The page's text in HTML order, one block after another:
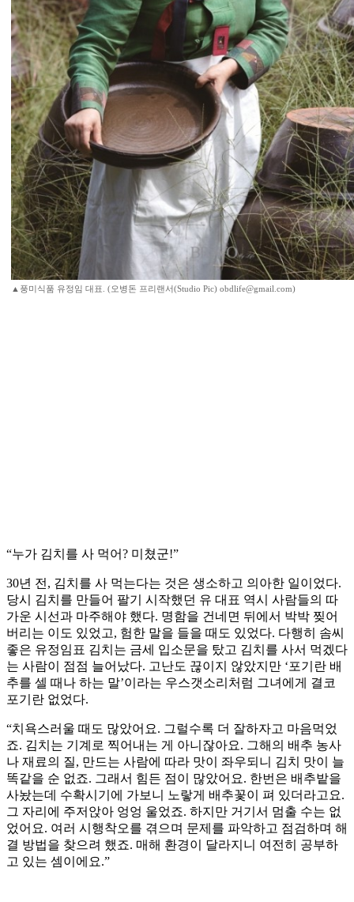
▲풍미식품 유정임 대표. (오병돈 프리랜서(Studio Pic) obdlife@gmail.com)
“누가 김치를 사 먹어? 미쳤군!”
30년 전, 김치를 사 먹는다는 것은 생소하고 의아한 일이었다.
당시 김치를 만들어 팔기 시작했던 유 대표 역시 사람들의 따
가운 시선과 마주해야 했다. 명함을 건네면 뒤에서 박박 찢어
버리는 이도 있었고, 험한 말을 들을 때도 있었다. 다행히 솜씨
좋은 유정임표 김치는 금세 입소문을 탔고 김치를 사서 먹겠다
는 사람이 점점 늘어났다. 고난도 끊이지 않았지만 ‘포기란 배
추를 셀 때나 하는 말’이라는 우스갯소리처럼 그녀에게 결코
포기란 없었다.
“치욕스러울 때도 많았어요. 그럴수록 더 잘하자고 마음먹었
죠. 김치는 기계로 찍어내는 게 아니잖아요. 그해의 배추 농사
나 재료의 질, 만드는 사람에 따라 맛이 좌우되니 김치 맛이 늘
똑같을 순 없죠. 그래서 힘든 점이 많았어요. 한번은 배추밭을
사놨는데 수확시기에 가보니 노랗게 배추꽃이 펴 있더라고요.
그 자리에 주저앉아 엉엉 울었죠. 하지만 거기서 멈출 수는 없
었어요. 여러 시행착오를 겪으며 문제를 파악하고 점검하며 해
결 방법을 찾으려 했죠. 매해 환경이 달라지니 여전히 공부하
고 있는 셈이에요.”